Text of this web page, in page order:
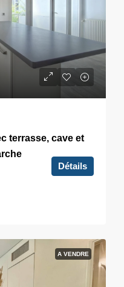
terrasse, cave et
Détails
A VENDRE